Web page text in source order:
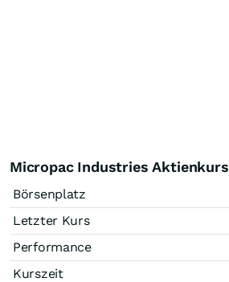
Micropac Industries Aktienkurs
Börsenplatz
Letzter Kurs
Performance
Kurszeit